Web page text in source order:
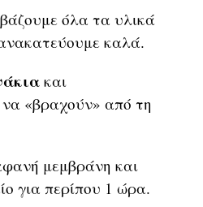
βάζουμε όλα τα υλικά
καλά.
και
«βραχούν» από τη
μεμβράνη και
για περίπου 1 ώρα.